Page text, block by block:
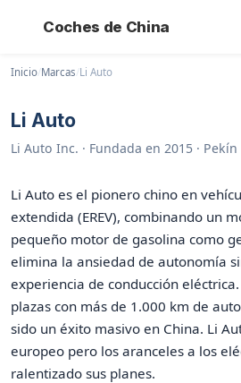
Coches de China
Inicio/Marcas/Li Auto
Li Auto
Li Auto Inc. · Fundada en 2015 · Pekín
Li Auto es el pionero chino en
extendida (EREV), combinando un
pequeño motor de gasolina como
elimina la ansiedad de autonomía
experiencia de conducción eléctrica.
plazas con más de 1.000 km de
sido un éxito masivo en China. Li
europeo pero los aranceles a los
ralentizado sus planes.